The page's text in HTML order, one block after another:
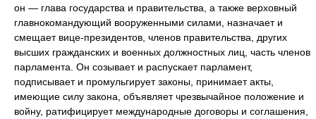
он — глава государства и правительства, а также верховный
главнокомандующий вооруженными силами, назначает и
смещает вице-президентов, членов правительства, других
высших гражданских и военных должностных лиц, часть членов
парламента. Он созывает и распускает парламент,
подписывает и промульгирует законы, принимает акты,
имеющие силу закона, объявляет чрезвычайное положение и
войну, ратифицирует международные договоры и соглашения,